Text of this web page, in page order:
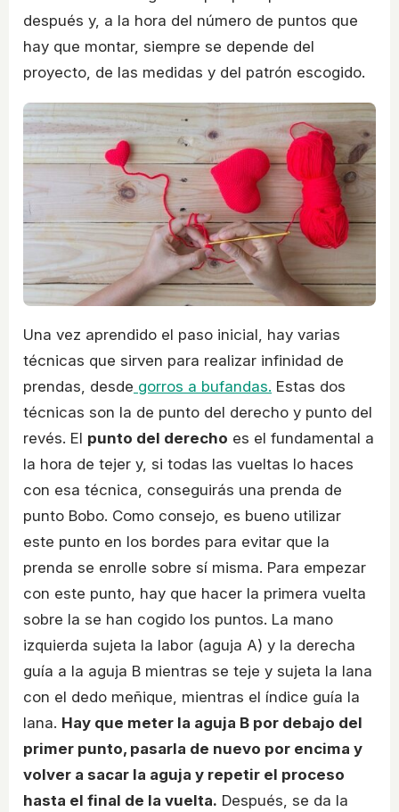
después y, a la hora del número de puntos que
hay que montar, siempre se depende del
proyecto, de las medidas y del patrón escogido.
Una vez aprendido el paso inicial, hay varias
técnicas que sirven para realizar infinidad de
prendas, desde gorros a bufandas. Estas dos
técnicas son la de punto del derecho y punto del
revés. El punto del derecho es el fundamental a
la hora de tejer y, si todas las vueltas lo haces
con esa técnica, conseguirás una prenda de
punto Bobo. Como consejo, es bueno utilizar
este punto en los bordes para evitar que la
prenda se enrolle sobre sí misma. Para empezar
con este punto, hay que hacer la primera vuelta
sobre la se han cogido los puntos. La mano
izquierda sujeta la labor (aguja A) y la derecha
guía a la aguja B mientras se teje y sujeta la lana
con el dedo meñique, mientras el índice guía la
lana. Hay que meter la aguja B por debajo del
primer punto, pasarla de nuevo por encima y
volver a sacar la aguja y repetir el proceso
hasta el final de la vuelta. Después, se da la